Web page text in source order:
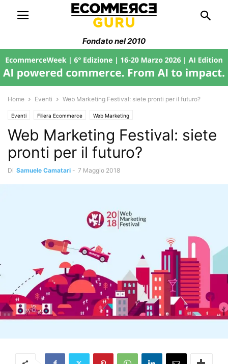
Fondato nel 2010
Home Eventi Web Marketing Festival: siete pronti per il futuro?
Eventi Filiera Ecommerce Web Marketing
Web Marketing Festival: siete
pronti per il futuro?
Di Samuele Camatari - 7 Maggio 2018